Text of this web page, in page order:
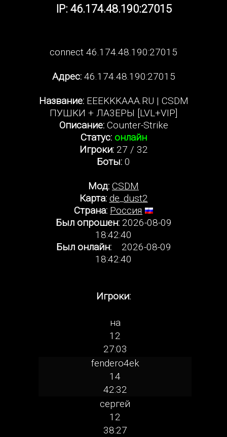
IP: 46.174.48.190:27015
connect 46.174.48.190:27015
Адрес: 46.174.48.190:27015
Название:EEEKKKAAA.RU | CSDM
ПУШKИ + ЛA3EPЫ [LVL+VIP]
Описание:Counter-Strike
Статус: онлайн
Игроки:27 / 32
Боты: 0
Мод: CSDM
Карта: de_dust2
Страна: Россия
Был опрошен:2026-08-09
18:42:40
Был онлайн:2026-08-09
18:42:40
Игроки:
на
12
27:03
fendero4ek
14
42:32
сергей
12
38:27